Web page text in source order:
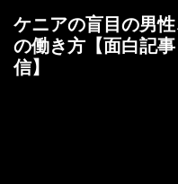
ケニアの盲目の男
の働き方【面白記
信】